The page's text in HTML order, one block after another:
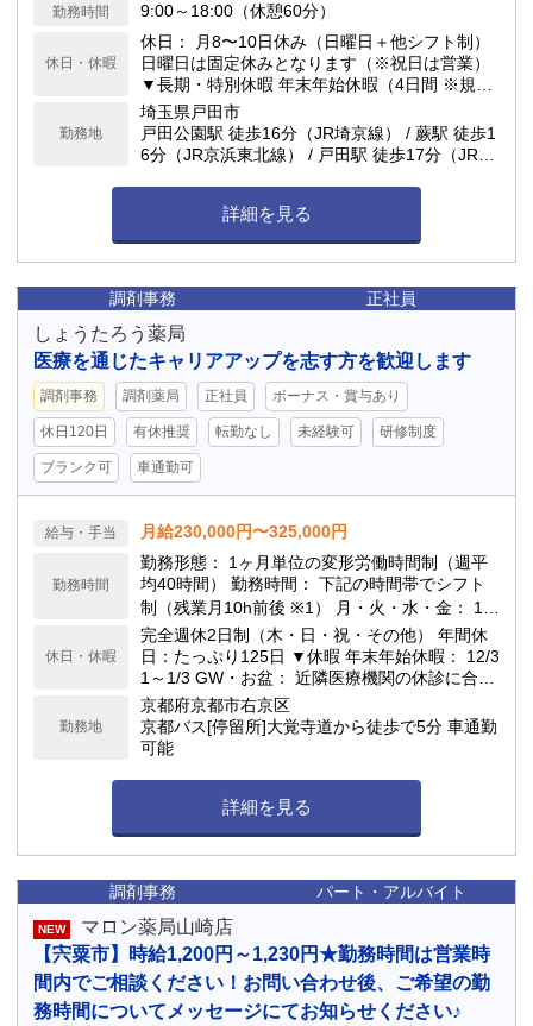
勤務時間 9:00～18:00（休憩60分）
休日・休暇
休日： 月8〜10日休み（日曜日＋他シフト制）
日曜日は固定休みとなります（※祝日は営業）
▼長期・特別休暇 年末年始休暇（4日間 ※規定
あり） 夏季休暇（3日間 ※規定あり） 産前産後
休暇・育児休暇 ／ 慶弔休暇 有給休暇（法定通
り付与）
勤務地
埼玉県戸田市
戸田公園駅 徒歩16分（JR埼京線） / 蕨駅 徒歩1
6分（JR京浜東北線） / 戸田駅 徒歩17分（JR埼
詳細を見る
調剤事務 正社員
しょうたろう薬局
医療を通じたキャリアアップを志す方を歓迎します
調剤事務 調剤薬局 正社員 ボーナス・賞与あり
休日120日 有休推奨 転勤なし 未経験可 研修制度
ブランク可 車通勤可
給与・手当 月給230,000円〜325,000円
勤務時間
勤務形態： 1ヶ月単位の変形労働時間制（週平
均40時間） 勤務時間： 下記の時間帯でシフト
制（残業月10h前後 ※1） 月・火・水・金： 10:
00～20:00（勤務例：10:30～19:45） 土曜日：
8:30～17:00（勤務例：8:30～16:30） 休憩時
間： 実働6h超は45分 ／ 実働8h超は60分 ※1：
残業時間は閑散期・繁忙期により前後します。
休日・休暇
完全週休2日制（木・日・祝・その他） 年間休
日：たっぷり125日 ▼休暇 年末年始休暇： 12/3
1～1/3 GW・お盆： 近隣医療機関の休診に合わ
せ、5日前後の長期休暇になる慣例あり 有給休
暇： 入社6ヶ月経過後に10日付与
勤務地
京都府京都市右京区
京都バス[停留所]大覚寺道から徒歩で5分 車通勤
可能
詳細を見る
調剤事務 パート・アルバイト
NEW
マロン薬局山崎店
【宍粟市】時給1,200円～1,230円★勤務時間は営業時
間内でご相談ください！お問い合わせ後、ご希望の勤
務時間についてメッセージにてお知らせください♪